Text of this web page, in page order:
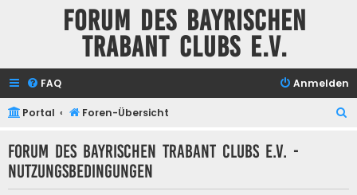
Forum des Bayrischen
Trabant Clubs e.V.
FAQ Anmelden
Portal Foren-Übersicht
Forum des Bayrischen Trabant Clubs e.V. -
Nutzungsbedingungen